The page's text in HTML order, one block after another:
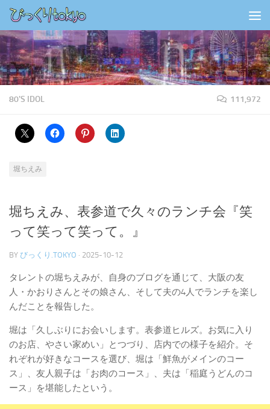
コンテンツの下
80'S IDOL 111,972
堀ちえみ
堀ちえみ、表参道で久々のランチ会『笑
って笑って笑って。』
BY びっくり.TOKYO · 2025-10-12
タレントの堀ちえみが、自身のブログを通じて、大阪の友
人・かおりさんとその娘さん、そして夫の4人でランチを楽し
んだことを報告した。
堀は「久しぶりにお会いします。表参道ヒルズ。お気に入り
のお店、やさい家めい」とつづり、店内での様子を紹介。そ
れぞれが好きなコースを選び、堀は「鮮魚がメインのコー
ス」、友人親子は「お肉のコース」、夫は「稲庭うどんのコ
ース」を堪能したという。